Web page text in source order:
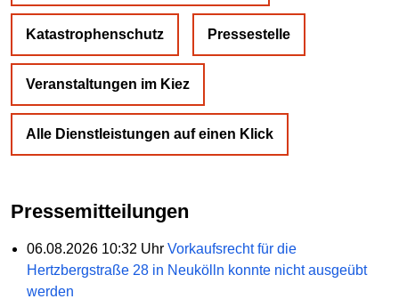
Katastrophenschutz Pressestelle
Veranstaltungen im Kiez
Alle Dienstleistungen auf einen Klick
Pressemitteilungen
06.08.2026 10:32 Uhr Vorkaufsrecht für die
Hertzbergstraße 28 in Neukölln konnte nicht ausgeübt
werden